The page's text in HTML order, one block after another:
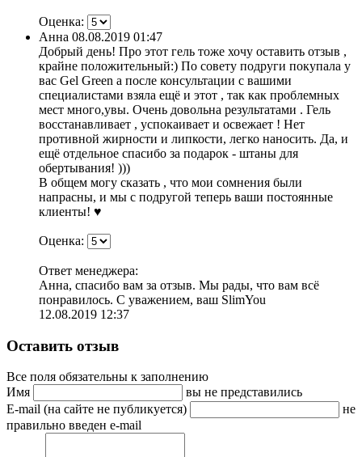
Оценка:
Анна 08.08.2019 01:47
Добрый день! Про этот гель тоже хочу оставить отзыв ,
крайне положительный:) По совету подруги покупала у
вас Gel Green а после консультации с вашими
специалистами взяла ещё и этот , так как проблемных
мест много,увы. Очень довольна результатами . Гель
восстанавливает , успокаивает и освежает ! Нет
противной жирности и липкости, легко наносить. Да, и
ещё отдельное спасибо за подарок - штаны для
обертывания! )))
В общем могу сказать , что мои сомнения были
напрасны, и мы с подругой теперь ваши постоянные
клиенты! ♥️
Оценка:
Ответ менеджера:
Анна, спасибо вам за отзыв. Мы рады, что вам всё
понравилось. С уважением, ваш SlimYou
12.08.2019 12:37
Оставить отзыв
Все поля обязательны к заполнению
Имя
вы не представились
E-mail (на сайте не публикуется)
не
правильно введен e-mail